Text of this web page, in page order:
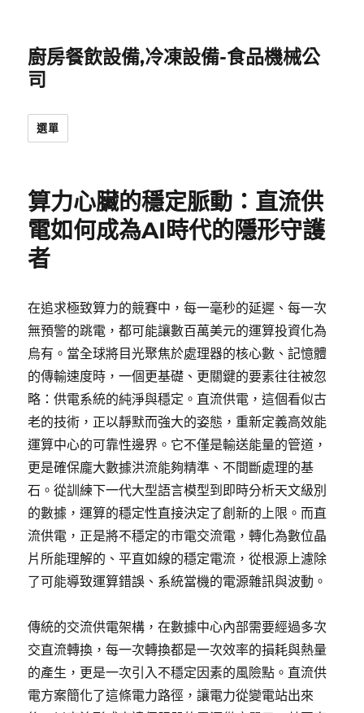
廚房餐飲設備,冷凍設備-食品機械公
司
選單
算力心臟的穩定脈動：直流供
電如何成為AI時代的隱形守護
者
在追求極致算力的競賽中，每一毫秒的延遲、每一次
無預警的跳電，都可能讓數百萬美元的運算投資化為
烏有。當全球將目光聚焦於處理器的核心數、記憶體
的傳輸速度時，一個更基礎、更關鍵的要素往往被忽
略：供電系統的純淨與穩定。直流供電，這個看似古
老的技術，正以靜默而強大的姿態，重新定義高效能
運算中心的可靠性邊界。它不僅是輸送能量的管道，
更是確保龐大數據洪流能夠精準、不間斷處理的基
石。從訓練下一代大型語言模型到即時分析天文級別
的數據，運算的穩定性直接決定了創新的上限。而直
流供電，正是將不穩定的市電交流電，轉化為數位晶
片所能理解的、平直如線的穩定電流，從根源上濾除
了可能導致運算錯誤、系統當機的電源雜訊與波動。
傳統的交流供電架構，在數據中心內部需要經過多次
交直流轉換，每一次轉換都是一次效率的損耗與熱量
的產生，更是一次引入不穩定因素的風險點。直流供
電方案簡化了這條電力路徑，讓電力從變電站出來